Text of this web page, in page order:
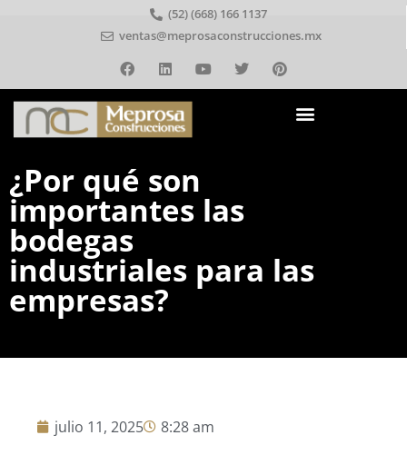
(52) (668) 166 1137
ventas@meprosaconstrucciones.mx
¿Por qué son
importantes las
bodegas
industriales para las
empresas?
julio 11, 2025
8:28 am